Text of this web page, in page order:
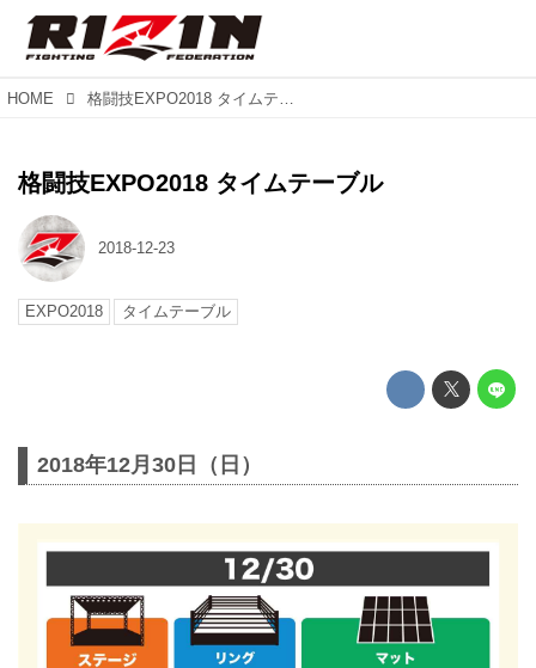
HOME 格闘技EXPO2018 タイムテーブル
格闘技EXPO2018 タイムテーブル
2018-12-23
EXPO2018 タイムテーブル
2018年12月30日（日）